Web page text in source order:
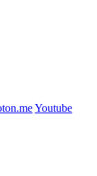
Youtube